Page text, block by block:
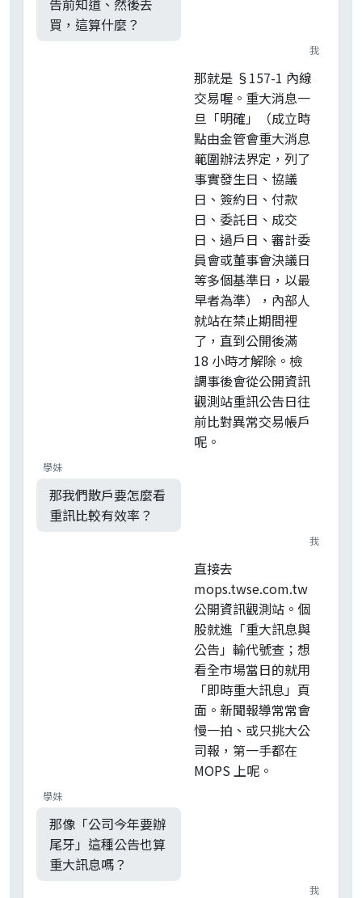
告前知道、然後去
買，這算什麼？
我
那就是 §157-1 內線
交易喔。重大消息一
旦「明確」（成立時
點由金管會重大消息
範圍辦法界定，列了
事實發生日、協議
日、簽約日、付款
日、委託日、成交
日、過戶日、審計委
員會或董事會決議日
等多個基準日，以最
早者為準），內部人
就站在禁止期間裡
了，直到公開後滿
18 小時才解除。檢
調事後會從公開資訊
觀測站重訊公告日往
前比對異常交易帳戶
呢。
學妹
那我們散戶要怎麼看
重訊比較有效率？
我
直接去
mops.twse.com.tw
公開資訊觀測站。個
股就進「重大訊息與
公告」輸代號查；想
看全市場當日的就用
「即時重大訊息」頁
面。新聞報導常常會
慢一拍、或只挑大公
司報，第一手都在
MOPS 上呢。
學妹
那像「公司今年要辦
尾牙」這種公告也算
重大訊息嗎？
我